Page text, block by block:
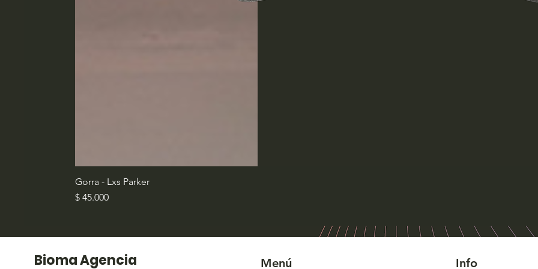
Gorra - Lxs Parker
Precio
$ 45.000
Bioma Agencia Menú Info